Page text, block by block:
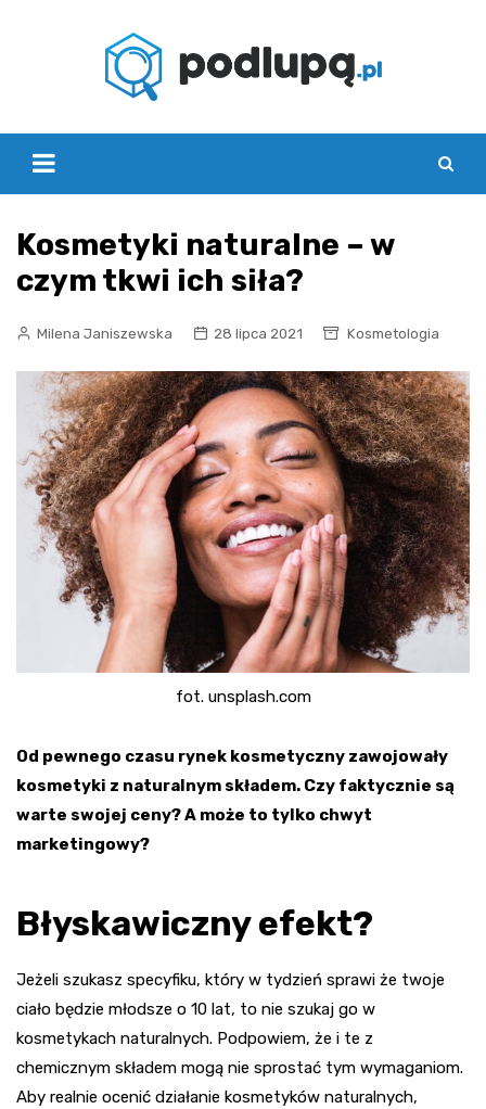
Kosmetyki naturalne – w
czym tkwi ich siła?
Milena Janiszewska 28 lipca 2021 Kosmetologia
fot. unsplash.com
Od pewnego czasu rynek kosmetyczny zawojowały
kosmetyki z naturalnym składem. Czy faktycznie są
warte swojej ceny? A może to tylko chwyt
marketingowy?
Błyskawiczny efekt?
Jeżeli szukasz specyfiku, który w tydzień sprawi że twoje
ciało będzie młodsze o 10 lat, to nie szukaj go w
kosmetykach naturalnych. Podpowiem, że i te z
chemicznym składem mogą nie sprostać tym wymaganiom.
Aby realnie ocenić działanie kosmetyków naturalnych,